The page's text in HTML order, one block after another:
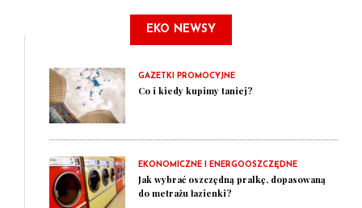
EKO NEWSY
GAZETKI PROMOCYJNE
Co i kiedy kupimy taniej?
EKONOMICZNE I ENERGOOSZCZĘDNE
Jak wybrać oszczędną pralkę, dopasowaną
do metrażu łazienki?